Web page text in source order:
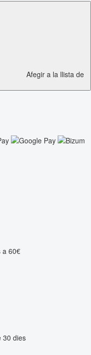
Afegir a la llista de
a 60€
30 dies